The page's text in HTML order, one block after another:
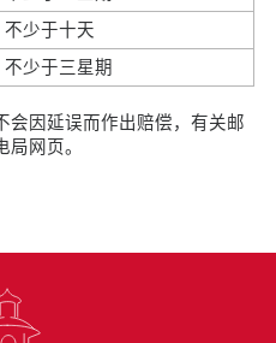
不少于十天
不少于三星期
会因延误而作出赔偿，有关邮
网页。